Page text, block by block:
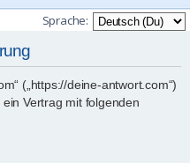
u
c
e
Sprache:
(„https://deine-antwort.com“)
Vertrag mit folgenden